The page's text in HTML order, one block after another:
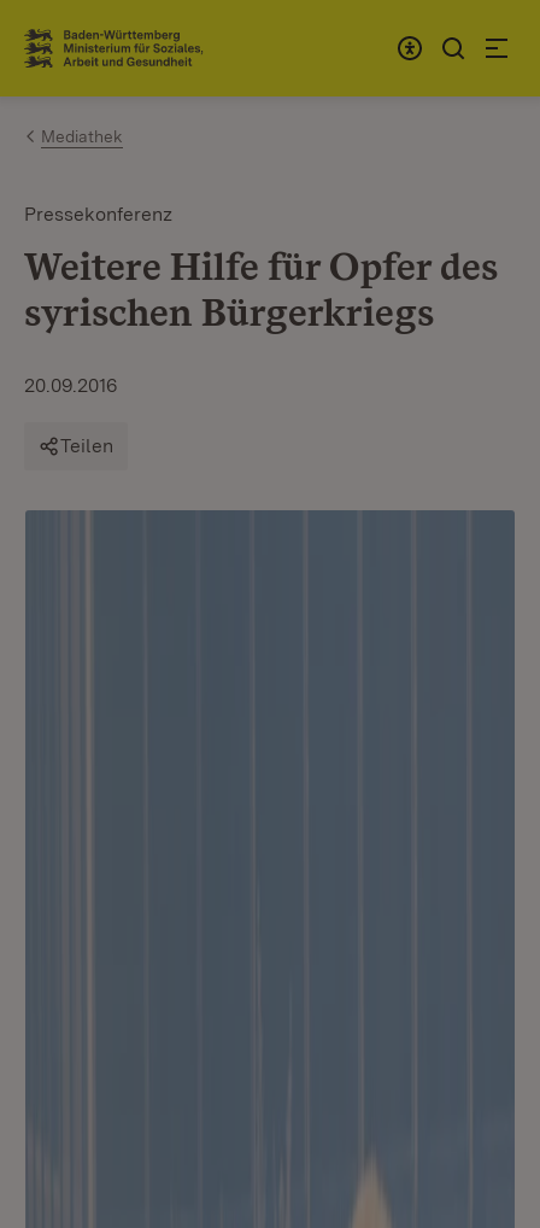
Zum Inhalt springen
Link zur Startseite
Mediathek
Pressekonferenz
Weitere Hilfe für Opfer des
syrischen Bürgerkriegs
20.09.2016
Teilen